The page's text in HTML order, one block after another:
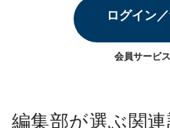
ログイン
会員サービ
編集部が選ぶ関